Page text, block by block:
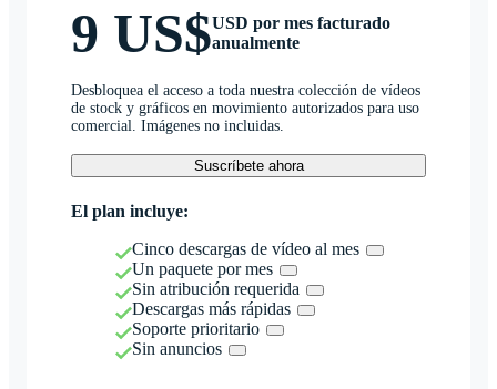
9 US$USD por mes facturado
anualmente
Desbloquea el acceso a toda nuestra colección de vídeos
de stock y gráficos en movimiento autorizados para uso
comercial. Imágenes no incluidas.
Suscríbete ahora
El plan incluye:
Cinco descargas de vídeo al mes
Un paquete por mes
Sin atribución requerida
Descargas más rápidas
Soporte prioritario
Sin anuncios